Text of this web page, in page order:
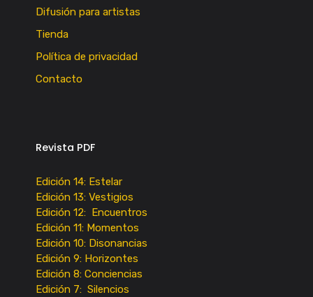
Difusión para artistas
Tienda
Política de privacidad
Contacto
Revista PDF
Edición 14: Estelar
Edición 13: Vestigios
Edición 12: Encuentros
Edición 11: Momentos
Edición 10: Disonancias
Edición 9: Horizontes
Edición 8: Conciencias
Edición 7: Silencios